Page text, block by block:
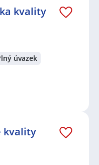
kvality
úvazek
kvality